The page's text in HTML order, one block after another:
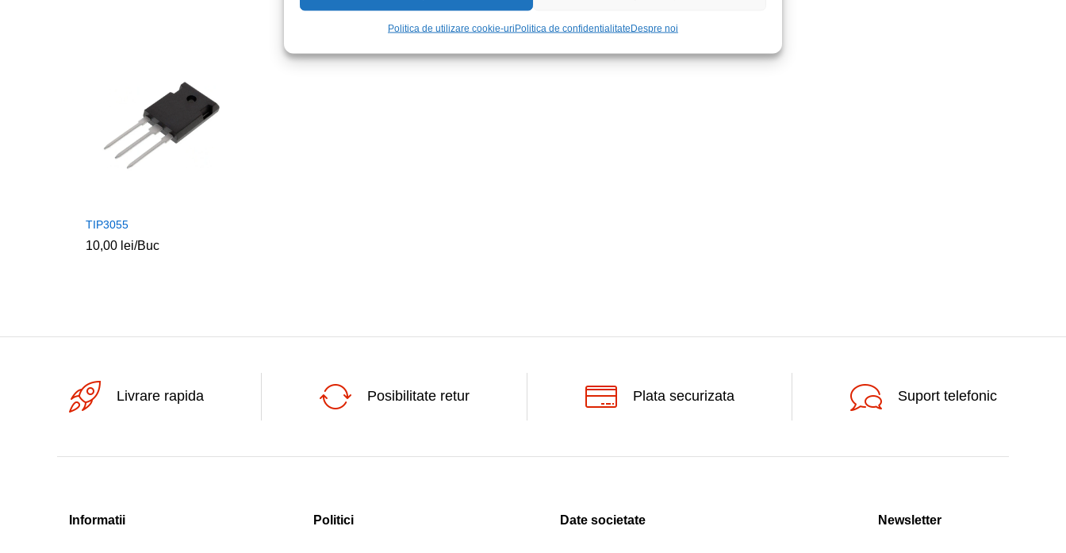
Politica de utilizare cookie-uriPolitica de confidentialitateDespre noi
TIP3055
10,00 lei/Buc
Livrare rapida Posibilitate retur Plata securizata Suport telefonic
Informatii Politici Date societate Newsletter